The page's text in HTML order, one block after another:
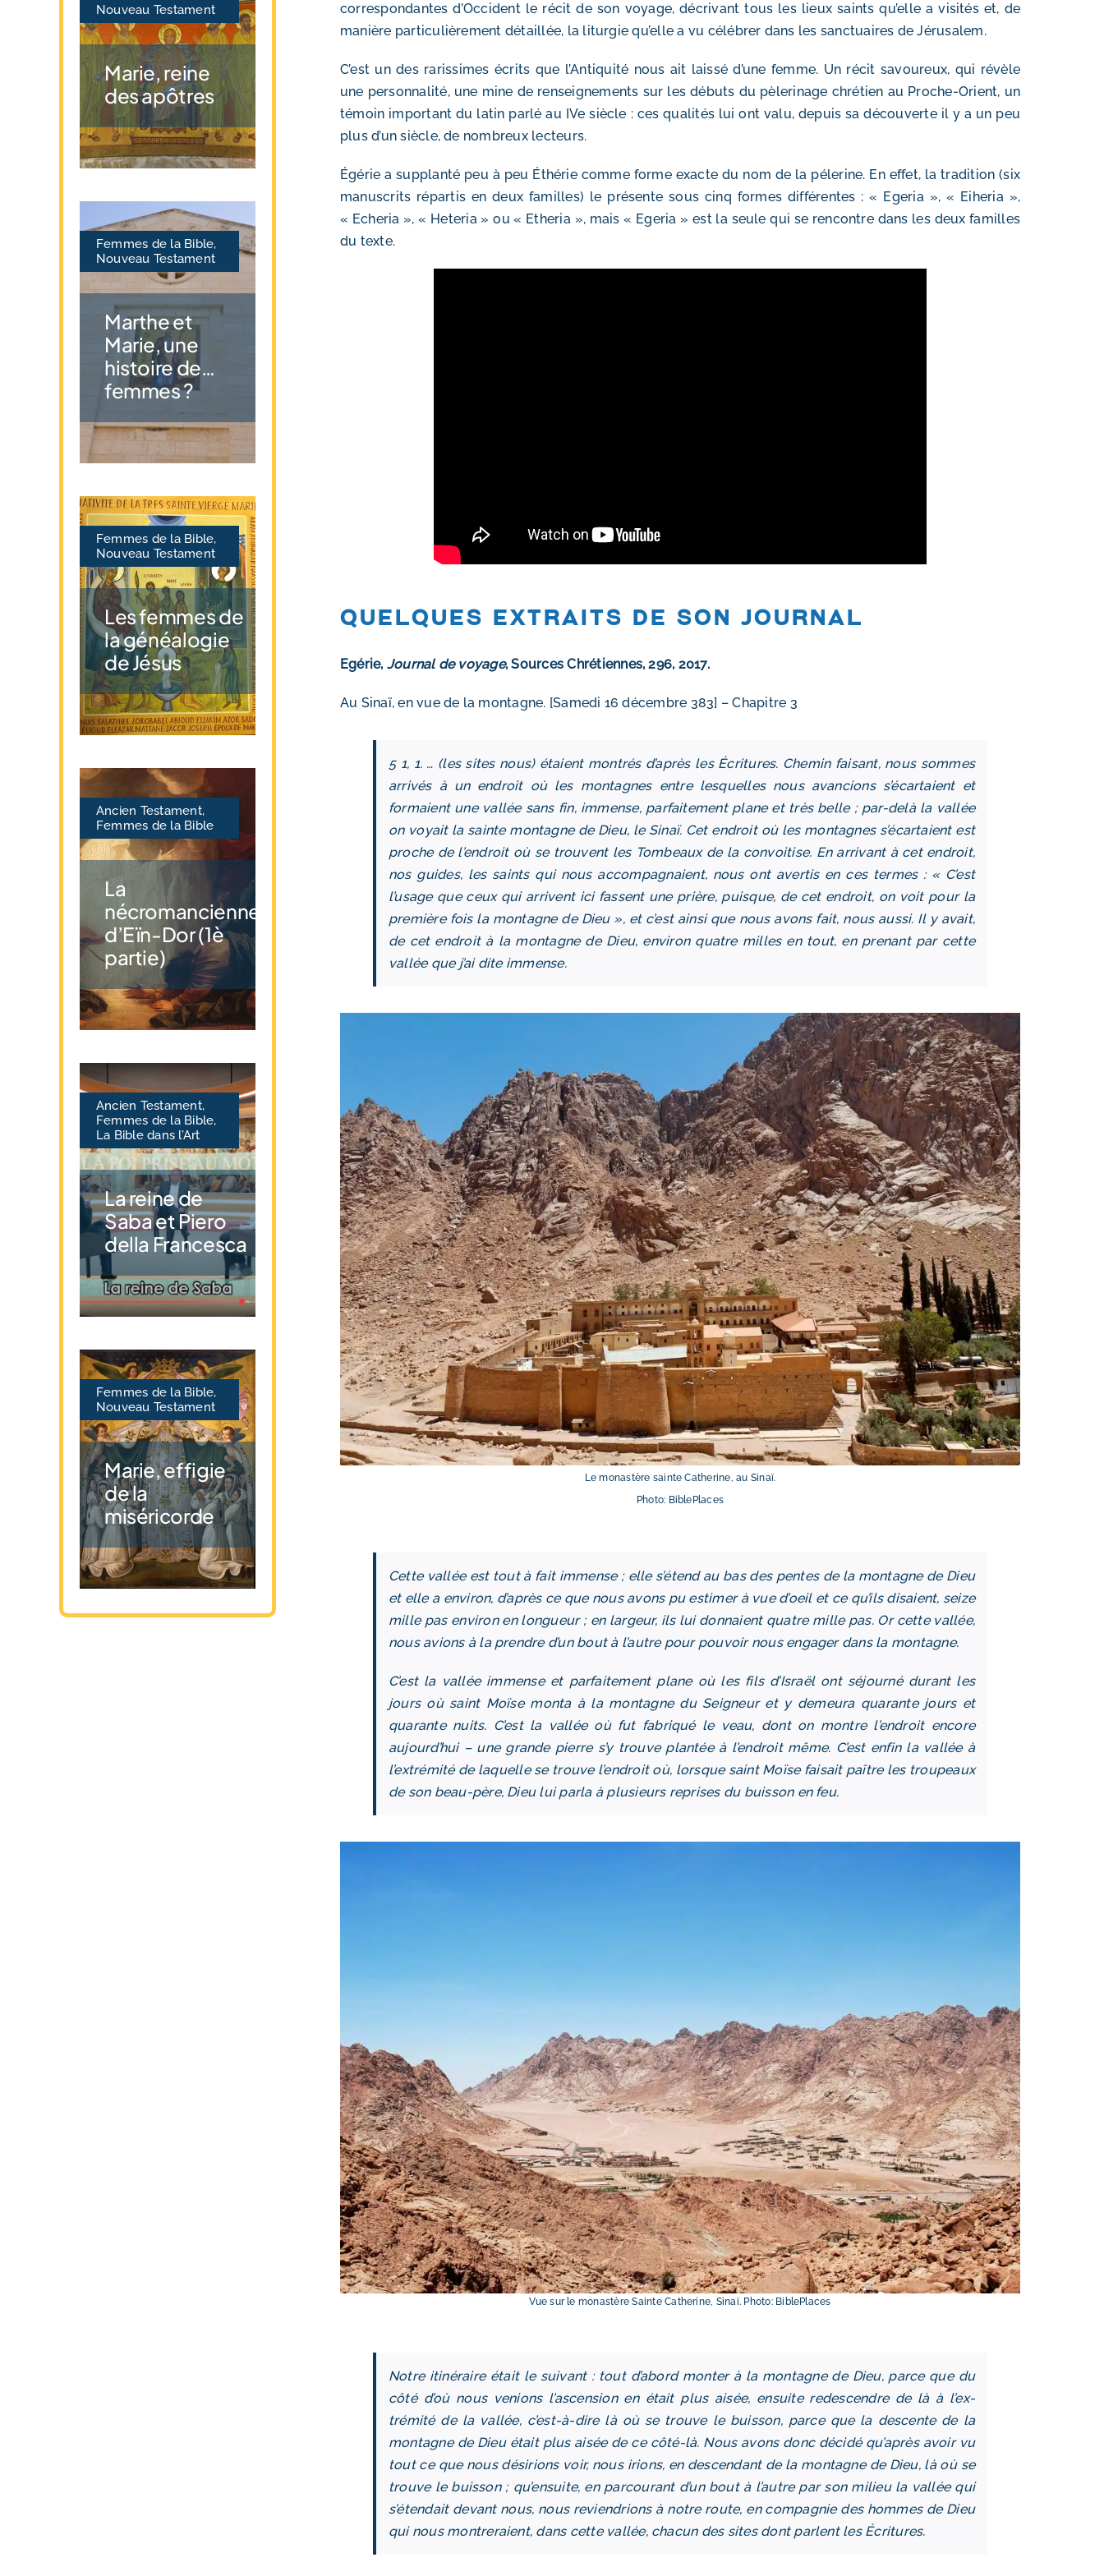
Nouveau Testament
Marie, reine
des apôtres
Femmes de la Bible,
Nouveau Testament
Marthe et
Marie, une
histoire de…
femmes ?
Femmes de la Bible,
Nouveau Testament
Les femmes de
la généalogie
de Jésus
Ancien Testament,
Femmes de la Bible
La
nécromancienne
d’Eïn-Dor (1è
partie)
Ancien Testament,
Femmes de la Bible,
La Bible dans l’Art
La reine de
Saba et Piero
della Francesca
Femmes de la Bible,
Nouveau Testament
Marie, effigie
de la
miséricorde
correspondantes d’Occident le récit de son voyage, décrivant tous les lieux saints qu’elle a visités et, de
manière particulièrement détaillée, la liturgie qu’elle a vu célébrer dans les sanctuaires de Jérusalem.
C’est un des rarissimes écrits que l’Antiquité nous ait laissé d’une femme. Un récit savoureux, qui révèle
une personnalité, une mine de renseignements sur les débuts du pèlerinage chrétien au Proche-Orient, un
témoin important du latin parlé au IVe siècle : ces qualités lui ont valu, depuis sa découverte il y a un peu
plus d’un siècle, de nombreux lecteurs.
Égérie a supplanté peu à peu Éthérie comme forme exacte du nom de la pélerine. En effet, la tradition (six
manuscrits répartis en deux familles) le présente sous cinq formes différentes : « Egeria », « Eiheria »,
« Echeria », « Heteria » ou « Etheria », mais « Egeria » est la seule qui se rencontre dans les deux familles
du texte.
Quelques extraits de son journal
Egérie, Journal de voyage, Sources Chrétiennes, 296, 2017.
Au Sinaï, en vue de la montagne. [Samedi 16 décembre 383] –Chapitre 3
5 1, 1. … (les sites nous) étaient montrés d’après les Écritures. Chemin faisant, nous sommes
arrivés à un endroit où les montagnes entre lesquelles nous avancions s’écartaient et
formaient une vallée sans fin, immense, parfaitement plane et très belle ; par-delà la vallée
on voyait la sainte montagne de Dieu, le Sinaï. Cet endroit où les montagnes s’écartaient est
proche de l’endroit où se trouvent les Tombeaux de la convoitise. En arrivant à cet endroit,
nos guides, les saints qui nous accompagnaient, nous ont avertis en ces termes : « C’est
l’usage que ceux qui arrivent ici fassent une prière, puisque, de cet endroit, on voit pour la
première fois la montagne de Dieu », et c’est ainsi que nous avons fait, nous aussi. Il y avait,
de cet endroit à la montagne de Dieu, environ quatre milles en tout, en prenant par cette
vallée que j’ai dite immense.
Le monastère sainte Catherine, au Sinaï.
Photo: BiblePlaces
Cette vallée est tout à fait immense ; elle s’étend au bas des pentes de la montagne de Dieu
et elle a environ, d’après ce que nous avons pu estimer à vue d’oeil et ce qu’ils disaient, seize
mille pas environ en longueur ; en largeur, ils lui donnaient quatre mille pas. Or cette vallée,
nous avions à la prendre d’un bout à l’autre pour pouvoir nous engager dans la montagne.
C’est la vallée immense et parfaitement plane où les fils d’Israël ont séjourné durant les
jours où saint Moïse monta à la montagne du Seigneur et y demeura quarante jours et
quarante nuits. C’est la vallée où fut fabriqué le veau, dont on montre l’endroit encore
aujourd’hui – une grande pierre s’y trouve plantée à l’endroit même. C’est enfin la vallée à
l’extrémité de laquelle se trouve l’endroit où, lorsque saint Moïse faisait paître les troupeaux
de son beau-père, Dieu lui parla à plusieurs reprises du buisson en feu.
Vue sur le monastère Sainte Catherine, Sinaï. Photo: BiblePlaces
Notre itinéraire était le suivant : tout d’abord monterà la montagne de Dieu, parce que du
côté d’où nous venions l’ascension en était plus aisée, ensuite redescendre de là à l’ex-
trémité de la vallée, c’est-à-dire là où se trouve le buisson, parce que la descente de la
montagne de Dieu était plus aisée de ce côté-là. Nous avons donc décidé qu’après avoir vu
tout ce que nous désirions voir, nous irions, en descendant de la montagne de Dieu, là où se
trouve le buisson ; qu’ensuite, en parcourant d’un bout à l’autre par son milieu la vallée qui
s’étendait devant nous, nous reviendrions à notre route, en compagnie des hommes de Dieu
qui nous montreraient, dans cette vallée, chacun des sites dont parlent les Écritures.